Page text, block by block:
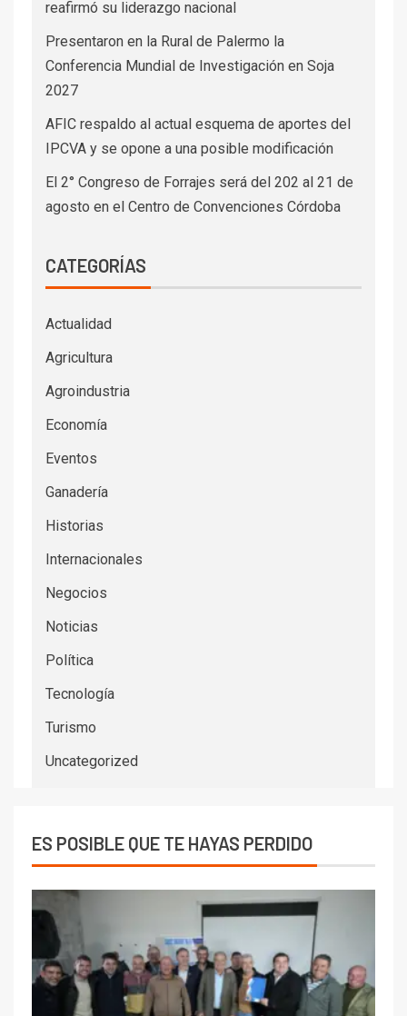
reafirmó su liderazgo nacional
Presentaron en la Rural de Palermo la
Conferencia Mundial de Investigación en Soja
2027
AFIC respaldo al actual esquema de aportes del
IPCVA y se opone a una posible modificación
El 2° Congreso de Forrajes será del 202 al 21 de
agosto en el Centro de Convenciones Córdoba
CATEGORÍAS
Actualidad
Agricultura
Agroindustria
Economía
Eventos
Ganadería
Historias
Internacionales
Negocios
Noticias
Política
Tecnología
Turismo
Uncategorized
ES POSIBLE QUE TE HAYAS PERDIDO